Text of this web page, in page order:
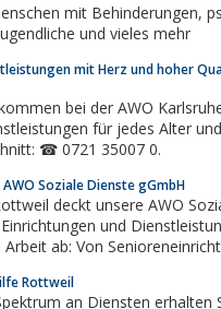
und vieles mehr
mit Herz und hoher
bei der AWO
für jedes Alter
☎ 0721 35007 0.
Soziale Dienste gGmbH
deckt unsere AWO
und
ab: Von
Rottweil
an Diensten erhalten